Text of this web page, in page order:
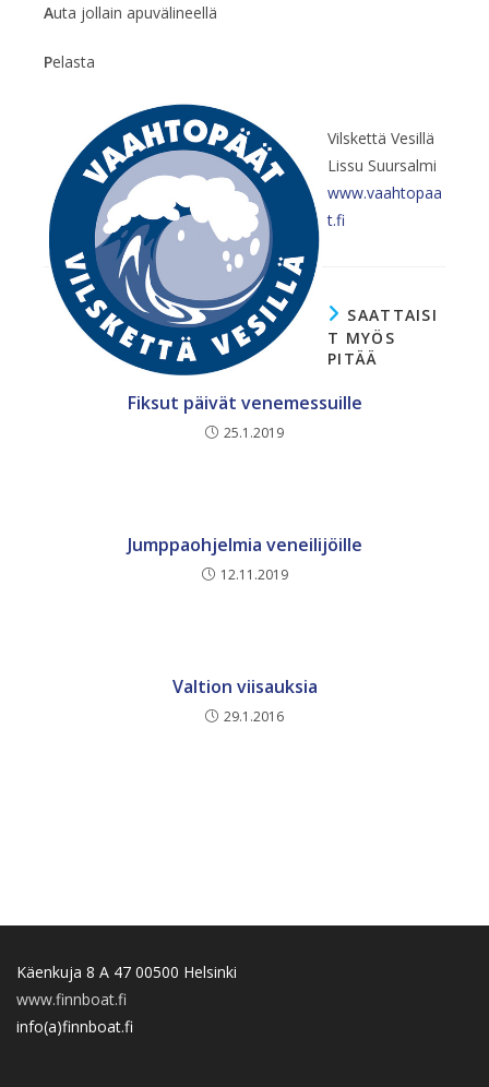
Auta jollain apuvälineellä
Pelasta
Vilskettä Vesillä
Lissu Suursalmi
www.vaahtopaa
t.fi
SAATTAISI
T MYÖS
PITÄÄ
Fiksut päivät venemessuille
25.1.2019
Jumppaohjelmia veneilijöille
12.11.2019
Valtion viisauksia
29.1.2016
Käenkuja 8 A 47 00500 Helsinki
www.finnboat.fi
info(a)finnboat.fi